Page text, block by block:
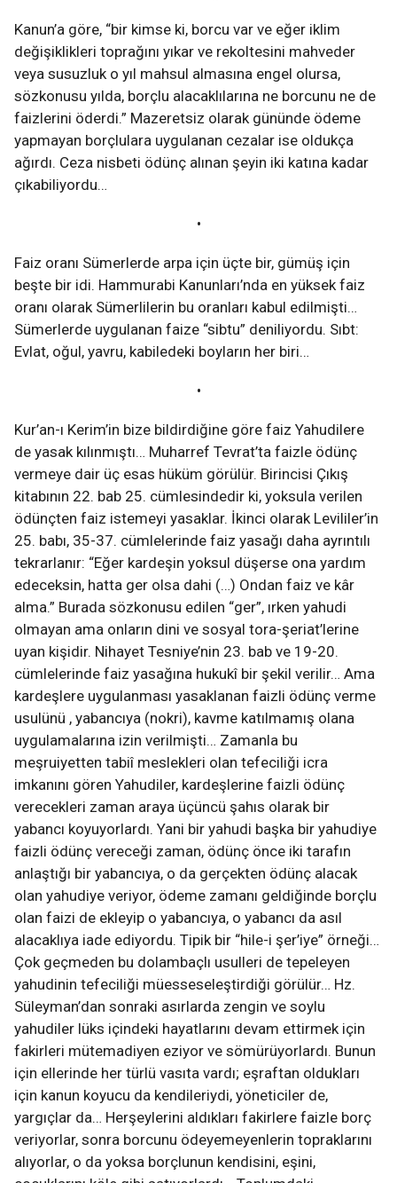
Kanun’a göre, “bir kimse ki, borcu var ve eğer iklim
değişiklikleri toprağını yıkar ve rekoltesini mahveder
veya susuzluk o yıl mahsul almasına engel olursa,
sözkonusu yılda, borçlu alacaklılarına ne borcunu ne de
faizlerini öderdi.” Mazeretsiz olarak gününde ödeme
yapmayan borçlulara uygulanan cezalar ise oldukça
ağırdı. Ceza nisbeti ödünç alınan şeyin iki katına kadar
çıkabiliyordu…
•
Faiz oranı Sümerlerde arpa için üçte bir, gümüş için
beşte bir idi. Hammurabi Kanunları’nda en yüksek faiz
oranı olarak Sümerlilerin bu oranları kabul edilmişti…
Sümerlerde uygulanan faize “sibtu” deniliyordu. Sıbt:
Evlat, oğul, yavru, kabiledeki boyların her biri…
•
Kur’an-ı Kerim’in bize bildirdiğine göre faiz Yahudilere
de yasak kılınmıştı… Muharref Tevrat’ta faizle ödünç
vermeye dair üç esas hüküm görülür. Birincisi Çıkış
kitabının 22. bab 25. cümlesindedir ki, yoksula verilen
ödünçten faiz istemeyi yasaklar. İkinci olarak Levililer’in
25. babı, 35-37. cümlelerinde faiz yasağı daha ayrıntılı
tekrarlanır: “Eğer kardeşin yoksul düşerse ona yardım
edeceksin, hatta ger olsa dahi (…) Ondan faiz ve kâr
alma.” Burada sözkonusu edilen “ger”, ırken yahudi
olmayan ama onların dini ve sosyal tora-şeriat’lerine
uyan kişidir. Nihayet Tesniye’nin 23. bab ve 19-20.
cümlelerinde faiz yasağına hukukî bir şekil verilir… Ama
kardeşlere uygulanması yasaklanan faizli ödünç verme
usulünü , yabancıya (nokri), kavme katılmamış olana
uygulamalarına izin verilmişti… Zamanla bu
meşruiyetten tabiî meslekleri olan tefeciliği icra
imkanını gören Yahudiler, kardeşlerine faizli ödünç
verecekleri zaman araya üçüncü şahıs olarak bir
yabancı koyuyorlardı. Yani bir yahudi başka bir yahudiye
faizli ödünç vereceği zaman, ödünç önce iki tarafın
anlaştığı bir yabancıya, o da gerçekten ödünç alacak
olan yahudiye veriyor, ödeme zamanı geldiğinde borçlu
olan faizi de ekleyip o yabancıya, o yabancı da asıl
alacaklıya iade ediyordu. Tipik bir “hile-i şer’iye” örneği…
Çok geçmeden bu dolambaçlı usulleri de tepeleyen
yahudinin tefeciliği müesseseleştirdiği görülür… Hz.
Süleyman’dan sonraki asırlarda zengin ve soylu
yahudiler lüks içindeki hayatlarını devam ettirmek için
fakirleri mütemadiyen eziyor ve sömürüyorlardı. Bunun
için ellerinde her türlü vasıta vardı; eşraftan oldukları
için kanun koyucu da kendileriydi, yöneticiler de,
yargıçlar da… Herşeylerini aldıkları fakirlere faizle borç
veriyorlar, sonra borcunu ödeyemeyenlerin topraklarını
alıyorlar, o da yoksa borçlunun kendisini, eşini,